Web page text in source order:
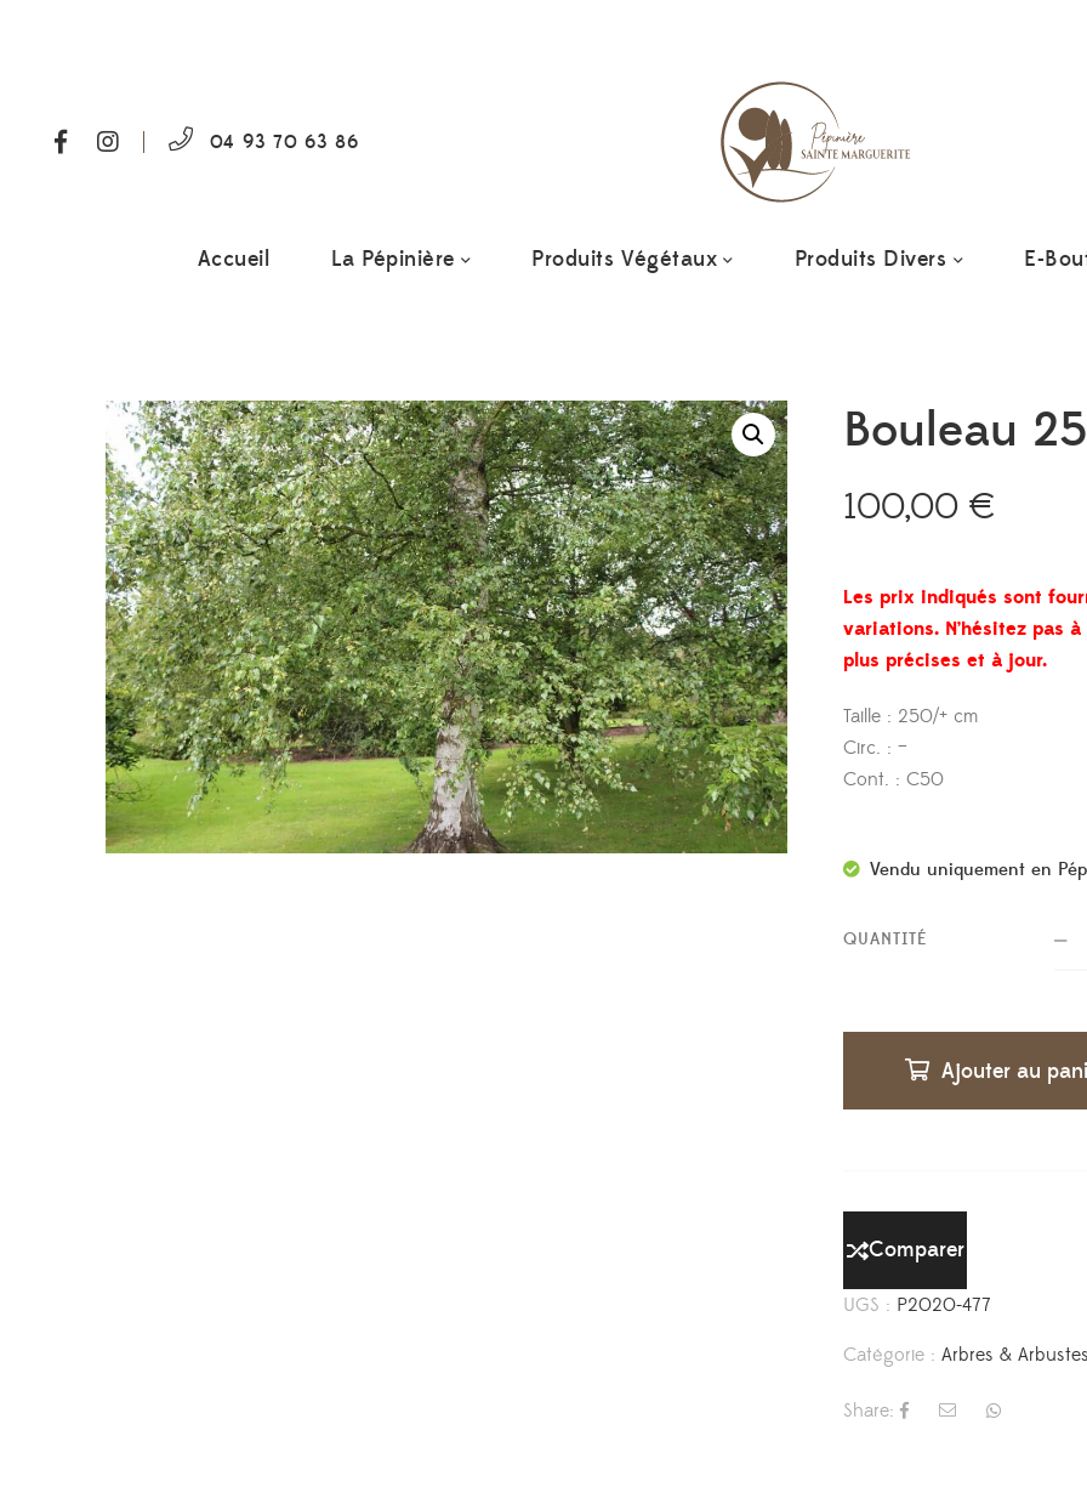
04 93 70 63 86
Accueil La Pépinière Produits Végétaux Produits Divers E-
Bouleau
100,00€
Les prix indiqués sont
variations. N’hésitez pas
plus précises et à jour.
Taille : 250/+ cm
Circ. : –
Cont. : C50
Vendu uniquement en
QUANTITÉ
Ajouter au
Comparer
UGS : P2020-477
Catégorie :Arbres &
Share: